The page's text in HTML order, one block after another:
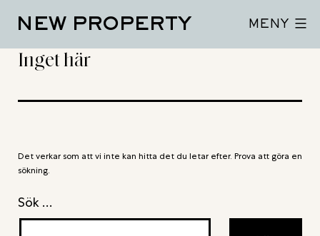
NEW PROPERTY MENY
Inget här
Det verkar som att vi inte kan hitta det du letar efter. Prova att göra en
sökning.
Sök …